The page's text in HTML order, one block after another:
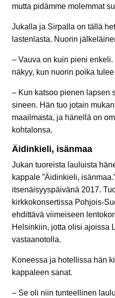
mutta pidämme molemmat
Jukalla ja Sirpalla on tällä
lastenlasta. Nuorin
– Vauva on kuin pieni
näkyy, kun nuorin poika
– Kun katsoo pienen lapsen
sineen. Hän tuo jotain
maailmasta, ja hänellä on
kohtalonsa.
Äidinkieli, isänmaa
Jukan tuoreista lauluista
kappale ”Äidinkieli,
itsenäisyyspäivänä 2017.
kirkkokonsertissa Pohjois-
ehdittävä viimeiseen
Helsinkiin, jotta olisi ajoissa
vastaanotolla.
Koneessa ja hotellissa hän
kappaleen sanat.
– Se oli niin tunteellinen